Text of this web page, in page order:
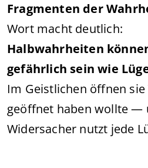
Fragmenten der
Wort macht deutlich:
Halbwahrheiten
gefährlich sein wie
Im Geistlichen öffnen
geöffnet haben wollte —
Widersacher nutzt jede